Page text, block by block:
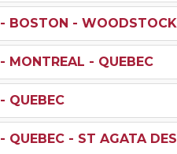
- BOSTON -
- MONTREAL - QUEBEC
- QUEBEC
- QUEBEC - ST AGATA